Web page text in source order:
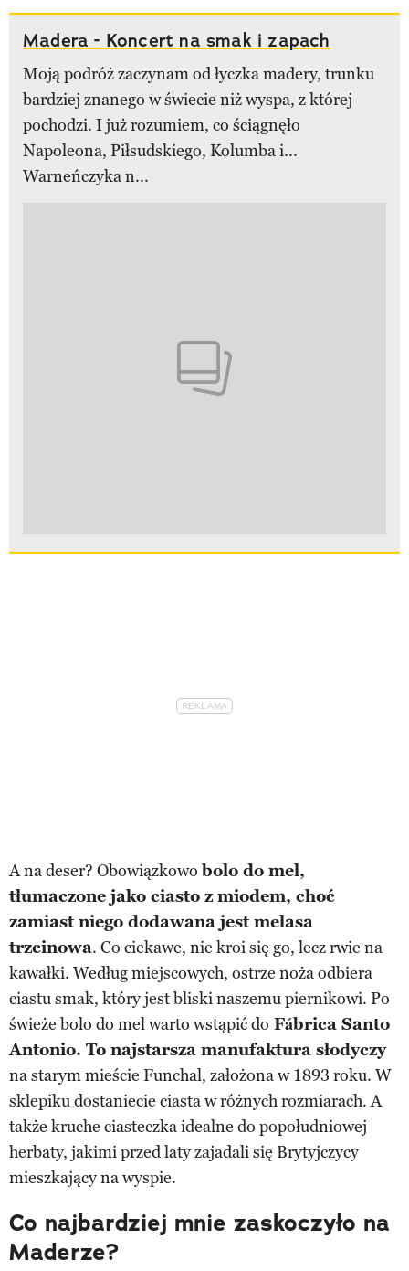
Madera - Koncert na smak i zapach
Moją podróż zaczynam od łyczka madery, trunku
bardziej znanego w świecie niż wyspa, z której
pochodzi. I już rozumiem, co ściągnęło
Napoleona, Piłsudskiego, Kolumba i...
Warneńczyka n...
A na deser? Obowiązkowobolo do mel,
tłumaczone jako ciasto z miodem, choć
zamiast niego dodawana jest melasa
trzcinowa. Co ciekawe, nie kroi się go, lecz rwie na
kawałki. Według miejscowych, ostrze noża odbiera
ciastu smak, który jest bliski naszemu piernikowi. Po
świeże bolo do mel warto wstąpić do Fábrica Santo
Antonio. To najstarsza manufaktura słodyczy
na starym mieście Funchal, założona w 1893 roku. W
sklepiku dostaniecie ciasta w różnych rozmiarach. A
także kruche ciasteczka idealne do popołudniowej
herbaty, jakimi przed laty zajadali się Brytyjczycy
mieszkający na wyspie.
Co najbardziej mnie zaskoczyło na
Maderze?